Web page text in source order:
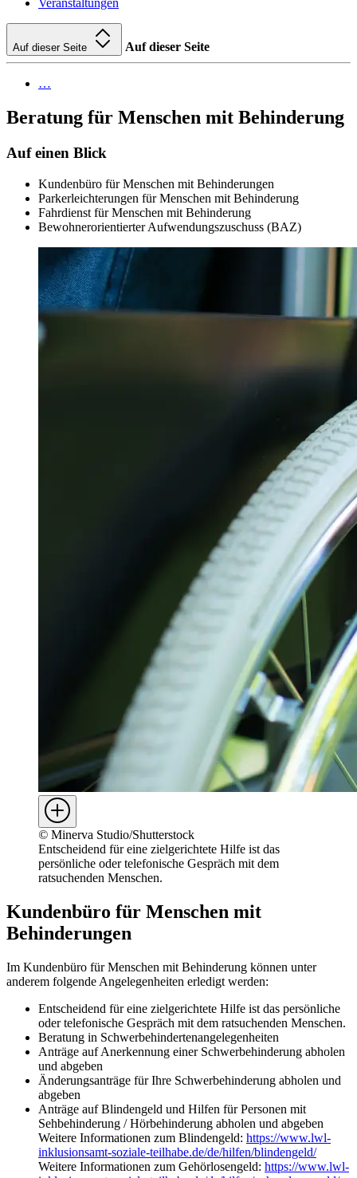
Veranstaltungen
Auf dieser Seite Auf dieser Seite
…
Beratung für Menschen mit Behinderung
Auf einen Blick
Kundenbüro für Menschen mit Behinderungen
Parkerleichterungen für Menschen mit Behinderung
Fahrdienst für Menschen mit Behinderung
Bewohnerorientierter Aufwendungszuschuss (BAZ)
© Minerva Studio/Shutterstock
Entscheidend für eine zielgerichtete Hilfe ist das
persönliche oder telefonische Gespräch mit dem
ratsuchenden Menschen.
Kundenbüro für Menschen mit
Behinderungen
Im Kundenbüro für Menschen mit Behinderung können unter
anderem folgende Angelegenheiten erledigt werden:
Entscheidend für eine zielgerichtete Hilfe ist das persönliche
oder telefonische Gespräch mit dem ratsuchenden Menschen.
Beratung in Schwerbehindertenangelegenheiten
Anträge auf Anerkennung einer Schwerbehinderung abholen
und abgeben
Änderungsanträge für Ihre Schwerbehinderung abholen und
abgeben
Anträge auf Blindengeld und Hilfen für Personen mit
Sehbehinderung / Hörbehinderung abholen und abgeben
Weitere Informationen zum Blindengeld: https://www.lwl-
inklusionsamt-soziale-teilhabe.de/de/hilfen/blindengeld/
Weitere Informationen zum Gehörlosengeld: https://www.lwl-